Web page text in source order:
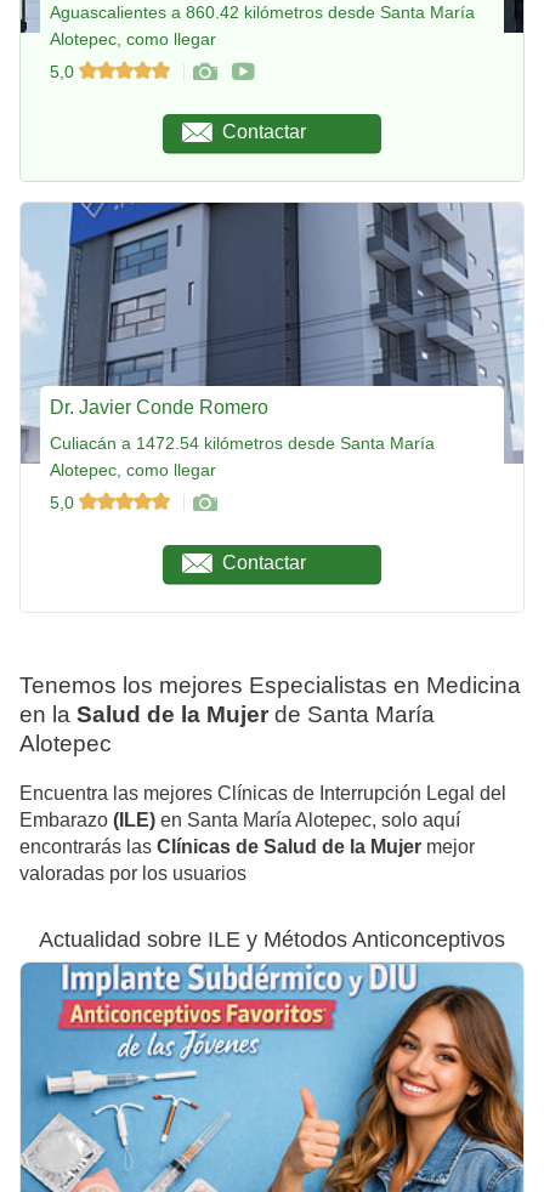
Aguascalientes a 860.42 kilómetros desde Santa María
Alotepec, como llegar
5,0
Contactar
Dr. Javier Conde Romero
Culiacán a 1472.54 kilómetros desde Santa María
Alotepec, como llegar
5,0
Contactar
Tenemos los mejores Especialistas en Medicina
en la Salud de la Mujer de Santa María
Alotepec
Encuentra las mejores Clínicas de Interrupción Legal del
Embarazo (ILE) en Santa María Alotepec, solo aquí
encontrarás las Clínicas de Salud de la Mujer mejor
valoradas por los usuarios
Actualidad sobre ILE y Métodos Anticonceptivos